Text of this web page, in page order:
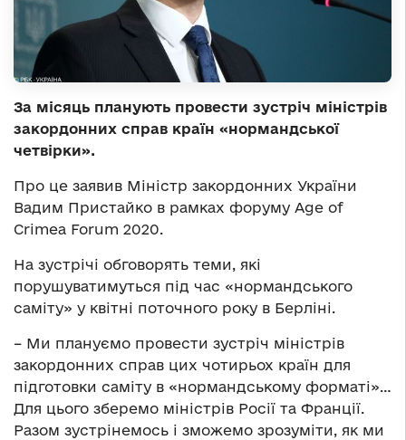
За місяць планують провести зустріч міністрів
закордонних справ країн «нормандської
четвірки».
Про це заявив Міністр закордонних України
Вадим Пристайко в рамках форуму Age of
Crimea Forum 2020.
На зустрічі обговорять теми, які
порушуватимуться під час «нормандського
саміту» у квітні поточного року в Берліні.
– Ми плануємо провести зустріч міністрів
закордонних справ цих чотирьох країн для
підготовки саміту в «нормандському форматі»…
Для цього зберемо міністрів Росії та Франції.
Разом зустрінемось і зможемо зрозуміти, як ми